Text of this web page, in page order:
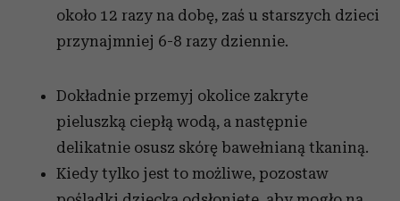
około 12 razy na dobę, zaś u starszych dzieci
przynajmniej 6-8 razy dziennie.
Dokładnie przemyj okolice zakryte
pieluszką ciepłą wodą, a następnie
delikatnie osusz skórę bawełnianą tkaniną.
Kiedy tylko jest to możliwe, pozostaw